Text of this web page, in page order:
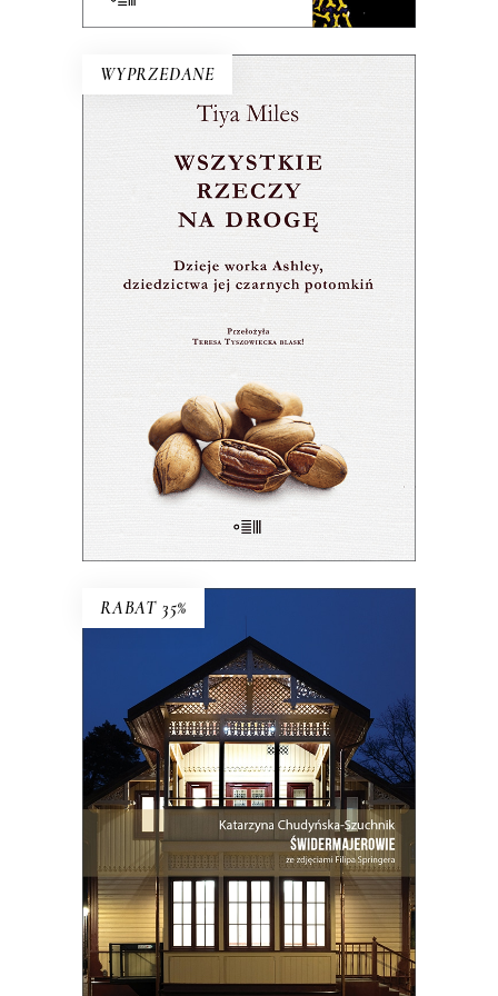
WYPRZEDANE
E-BOOK DO KOSZYKA
WSZYSTKIE RZECZY NA
Płócienny worek – świadek historii
tylko ich cierpienia, ale przede
57.00zł 28.50
RABAT 35%
ŚWIDERMAJEROWIE
Domy torty, domy duchy, domy
ogniska, domy uśpione i domy
wskrzeszone, domy skarbonki i domy
bezpańskie…
55.00 zł 35.75zł
KSIĄŻKA DO KOSZYKA